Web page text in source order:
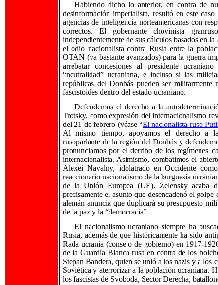
Habiendo dicho lo anterior, en contra de
desinformación imperialista, resultó en este
agencias de inteligencia norteamericanas con
correctos. El gobernante chovinista
independientemente de sus cálculos basados en
el odio nacionalista contra Rusia entre la
OTAN (ya bastante avanzados) para la guerra
arrebatar concesiones al presidente
“neutralidad” ucraniana, e incluso si las
repúblicas del Donbás pueden ser militarmente
fascistoides dentro del estado ucraniano.
Defendemos el derecho a la
Trotsky, como expresión del internacionalismo
del 21 de febrero (véase “El nacionalista ruso
Al mismo tiempo, apoyamos el derecho a la
rusoparlante de la región del Donbás y
pronunciamos por el derribo de los regímenes
internacionalista. Asimismo, combatimos el
Alexei Navalny, idolatrado en Occidente
reaccionario nacionalismo de la burguesía
de la Unión Europea (UE). Zelensky acaba
precisamente el asunto que desencadenó el
alemán anuncia que duplicará su presupuesto
de la paz y la “democracia”.
El nacionalismo ucraniano siempre ha
Rusia, además de que históricamente ha sido
Rada ucrania (consejo de gobierno) en 1917-
de la Guardia Blanca rusa en contra de los
Stepan Bandera, quien se unió a los nazis y a los
Soviética y aterrorizar a la población ucraniana.
los fascistas de Svoboda, Sector Derecha,